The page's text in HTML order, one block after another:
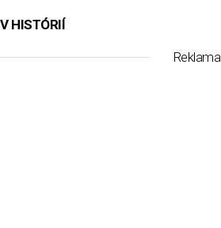
HISTÓRIÍ
Reklama